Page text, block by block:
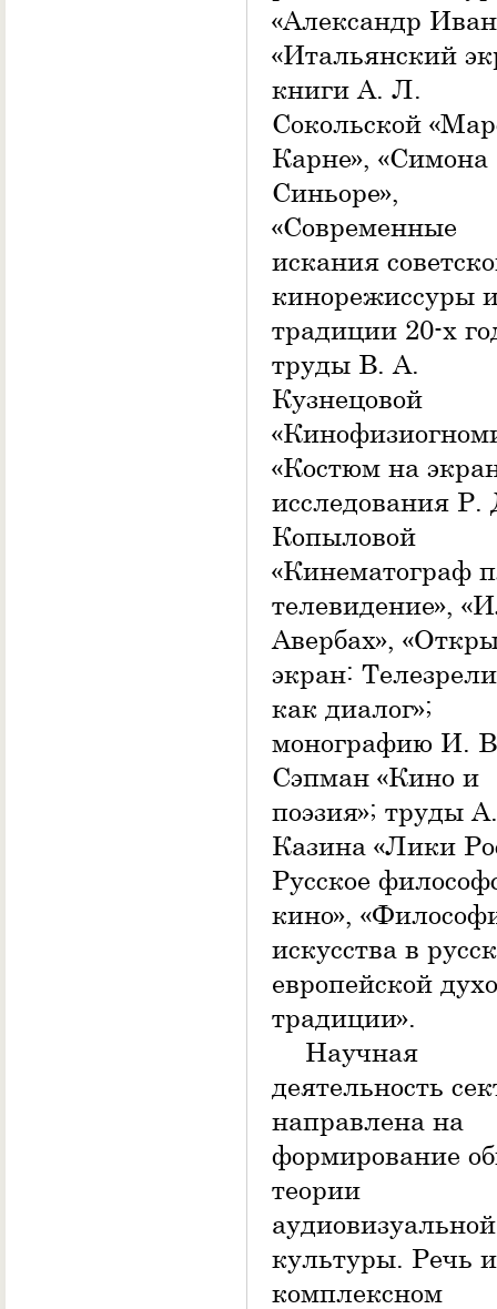
«Александр
«Итальянский
книги А. Л.
Сокольской
Карне», «Симона
Синьоре»,
«Современные
искания
кинорежиссуры
традиции 20-х
труды В. А.
Кузнецовой
«Костюм на
исследования Р.
Копыловой
«Кинематограф
телевидение»,
Авербах»,
экран:
как диалог»;
монографию И.
Сэпман «Кино и
поэзия»; труды
Казина «Лики
Русское
кино»,
искусства в
европейской
традиции».
Научная
деятельность
направлена на
формирование
теории
аудиовизуальной
культуры. Речь
комплексном